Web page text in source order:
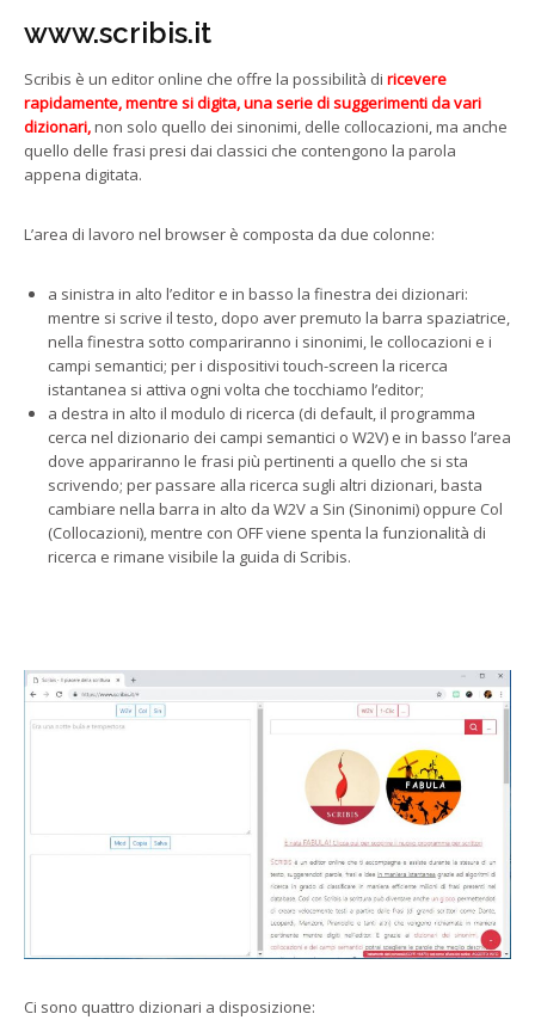
www.scribis.it
Scribis è un editor online che offre la possibilità di ricevere
rapidamente, mentre si digita,una serie di suggerimenti da vari
dizionari,non solo quello dei sinonimi, delle collocazioni, ma anche
quello delle frasi presi dai classici che contengono la parola
appena digitata.
L’area di lavoro nel browser è composta da due colonne:
a sinistra in alto l’editor e in basso la finestra dei dizionari:
mentre si scrive il testo, dopo aver premuto la barra spaziatrice,
nella finestra sotto compariranno i sinonimi, le collocazioni e i
campi semantici; per i dispositivi touch-screen la ricerca
istantanea si attiva ogni volta che tocchiamo l’editor;
a destra in alto il modulo di ricerca (di default, il programma
cerca nel dizionario dei campi semantici o W2V) e in basso l’area
dove appariranno le frasi più pertinenti a quello che si sta
scrivendo; per passare alla ricerca sugli altri dizionari, basta
cambiare nella barra in alto da W2V a Sin (Sinonimi) oppure Col
(Collocazioni), mentre con OFF viene spenta la funzionalità di
ricerca e rimane visibile la guida di Scribis.
Ci sono quattro dizionari a disposizione: